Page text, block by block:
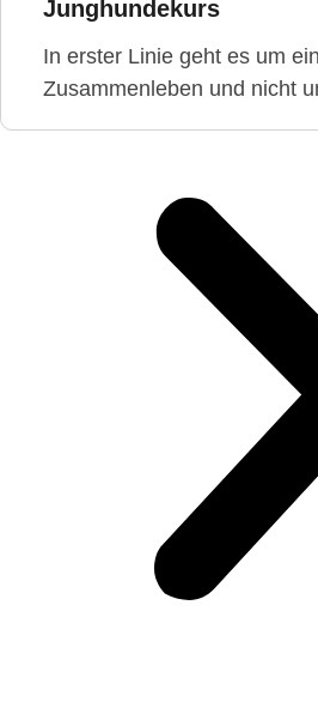
Junghundekurs
In erster Linie geht es um
Zusammenleben und nicht